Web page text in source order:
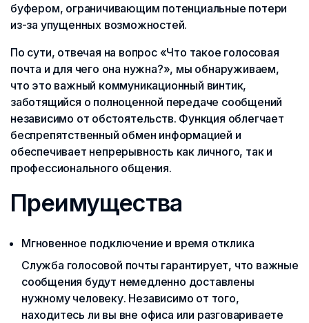
буфером, ограничивающим потенциальные потери
из-за упущенных возможностей.
По сути, отвечая на вопрос «Что такое голосовая
почта и для чего она нужна?», мы обнаруживаем,
что это важный коммуникационный винтик,
заботящийся о полноценной передаче сообщений
независимо от обстоятельств. Функция облегчает
беспрепятственный обмен информацией и
обеспечивает непрерывность как личного, так и
профессионального общения.
Преимущества
Мгновенное подключение и время отклика
Служба голосовой почты гарантирует, что важные
сообщения будут немедленно доставлены
нужному человеку. Независимо от того,
находитесь ли вы вне офиса или разговариваете